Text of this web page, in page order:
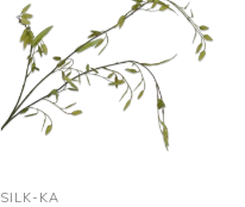
SILK-KA